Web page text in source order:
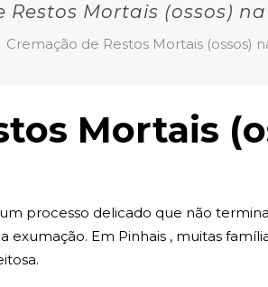
Restos Mortais (ossos)
Cremação de Restos Mortais (ossos)
Mortais
processo delicado que não
exumação. Em Pinhais , muitas